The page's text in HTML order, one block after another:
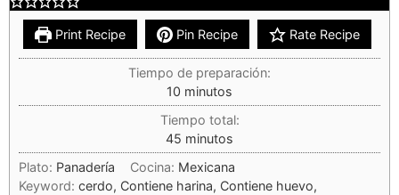
Print Recipe Pin Recipe Rate Recipe
Tiempo de preparación:
10 minutos
Tiempo total:
45 minutos
Plato: Panadería Cocina: Mexicana
Keyword: cerdo, Contiene harina, Contiene huevo,